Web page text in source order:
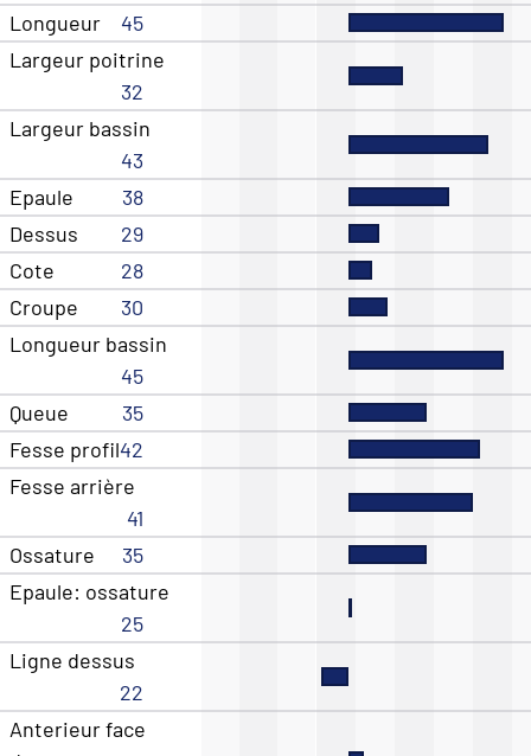
Longueur
45
Largeur poitrine
32
Largeur bassin
43
Epaule
38
Dessus
29
Cote
28
Croupe
30
Longueur bassin
45
Queue
35
Fesse profil42
Fesse arrière
41
Ossature
35
Epaule: ossature
25
Ligne dessus
22
Anterieur face